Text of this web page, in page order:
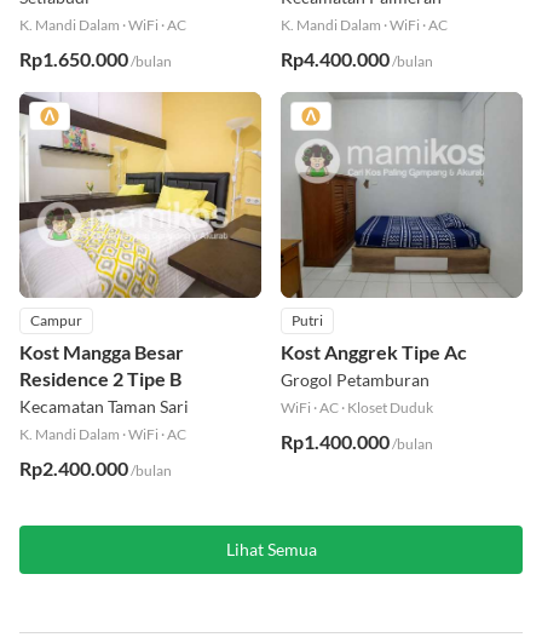
K. Mandi Dalam ·WiFi ·AC
Rp1.650.000/bulan
K. Mandi Dalam ·WiFi ·AC
Rp4.400.000/bulan
Campur
Kost Mangga Besar
Residence 2 Tipe B
Kecamatan Taman Sari
K. Mandi Dalam ·WiFi ·AC
Rp2.400.000/bulan
Putri
Kost Anggrek Tipe Ac
Grogol Petamburan
WiFi ·AC · Kloset Duduk
Rp1.400.000/bulan
Lihat Semua